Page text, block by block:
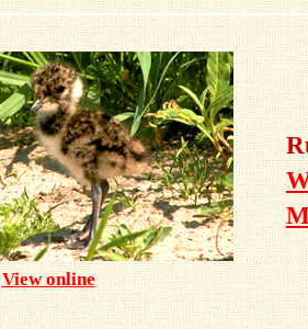
View online